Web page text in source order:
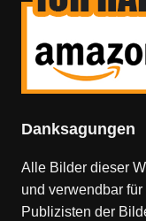
Danksagungen
Alle Bilder dieser
und verwendbar
Publizisten der